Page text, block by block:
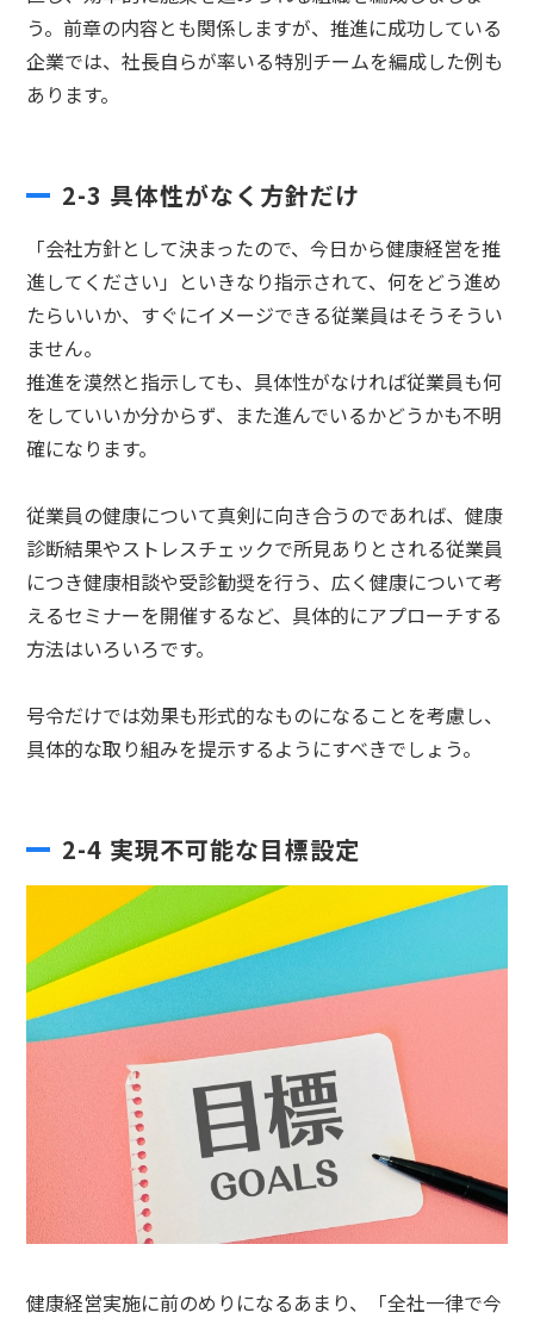
う。前章の内容とも関係しますが、推進に成功している
企業では、社長自らが率いる特別チームを編成した例も
あります。
2-3 具体性がなく方針だけ
「会社方針として決まったので、今日から健康経営を推
進してください」といきなり指示されて、何をどう進め
たらいいか、すぐにイメージできる従業員はそうそうい
ません。
推進を漠然と指示しても、具体性がなければ従業員も何
をしていいか分からず、また進んでいるかどうかも不明
確になります。
従業員の健康について真剣に向き合うのであれば、健康
診断結果やストレスチェックで所見ありとされる従業員
につき健康相談や受診勧奨を行う、広く健康について考
えるセミナーを開催するなど、具体的にアプローチする
方法はいろいろです。
号令だけでは効果も形式的なものになることを考慮し、
具体的な取り組みを提示するようにすべきでしょう。
2-4 実現不可能な目標設定
健康経営実施に前のめりになるあまり、「全社一律で今